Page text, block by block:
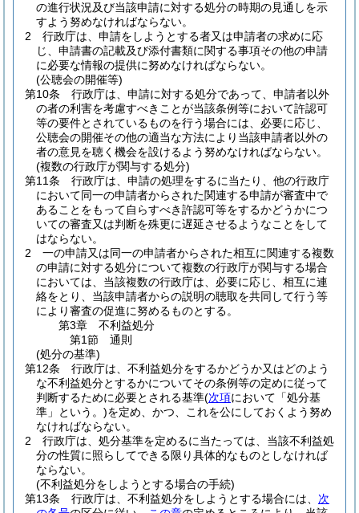
の進行状況及び当該申請に対する処分の時期の見通しを示
すよう努めなければならない。
2
行政庁は、申請をしようとする者又は申請者の求めに応
じ、申請書の記載及び添付書類に関する事項その他の申請
に必要な情報の提供に努めなければならない。
(公聴会の開催等)
第10条
行政庁は、申請に対する処分であって、申請者以外
の者の利害を考慮すべきことが当該条例等において許認可
等の要件とされているものを行う場合には、必要に応じ、
公聴会の開催その他の適当な方法により当該申請者以外の
者の意見を聴く機会を設けるよう努めなければならない。
(複数の行政庁が関与する処分)
第11条
行政庁は、申請の処理をするに当たり、他の行政庁
において同一の申請者からされた関連する申請が審査中で
あることをもって自らすべき許認可等をするかどうかにつ
いての審査又は判断を殊更に遅延させるようなことをして
はならない。
2
一の申請又は同一の申請者からされた相互に関連する複数
の申請に対する処分について複数の行政庁が関与する場合
においては、当該複数の行政庁は、必要に応じ、相互に連
絡をとり、当該申請者からの説明の聴取を共同して行う等
により審査の促進に努めるものとする。
第3章
不利益処分
第1節
通則
(処分の基準)
第12条
行政庁は、不利益処分をするかどうか又はどのよう
な不利益処分とするかについてその条例等の定めに従って
判断するために必要とされる基準(次項において「処分基
準」という。)を定め、かつ、これを公にしておくよう努め
なければならない。
2
行政庁は、処分基準を定めるに当たっては、当該不利益処
分の性質に照らしてできる限り具体的なものとしなければ
ならない。
(不利益処分をしようとする場合の手続)
第13条
行政庁は、不利益処分をしようとする場合には、 次